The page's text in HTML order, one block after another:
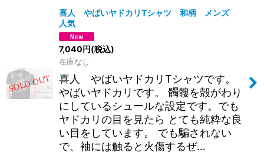
喜人 やばいヤドカリTシャツ 和柄 メンズ
人気
7,040円(税込)
在庫なし
喜人 やばいヤドカリTシャツです。
やばいヤドカリです。 髑髏を殻がわり
にしているシュールな設定です。でも
ヤドカリの目を見たら とても純粋な良
い目をしています。 でも騙されない
で、袖には触ると火傷するぜ…